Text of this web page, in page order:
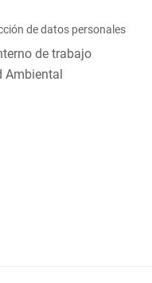
de datos personales
de trabajo
Ambiental